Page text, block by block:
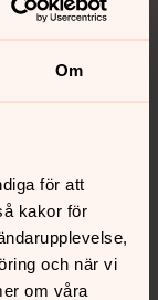
Om
för att
kakor för
och när vi
om våra